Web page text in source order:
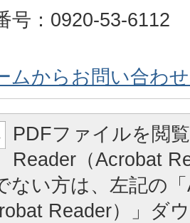
号：0920-53-6112
ムからお問い合わ
PDFファイルを閲
Reader（Acrobat
ない方は、左記の
Reader）」ダ